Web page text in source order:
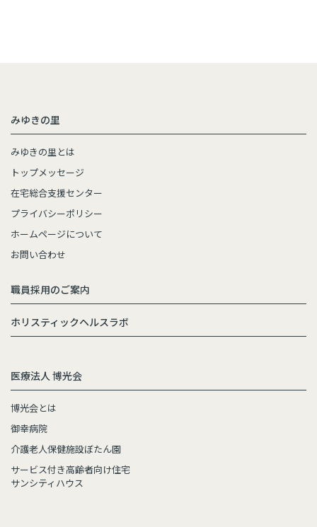
みゆきの里
みゆきの里とは
トップメッセージ
在宅総合支援センター
プライバシーポリシー
ホームページについて
お問い合わせ
職員採用のご案内
ホリスティックヘルスラボ
医療法人 博光会
博光会とは
御幸病院
介護老人保健施設ぼたん園
サービス付き高齢者向け住宅
サンシティハウス